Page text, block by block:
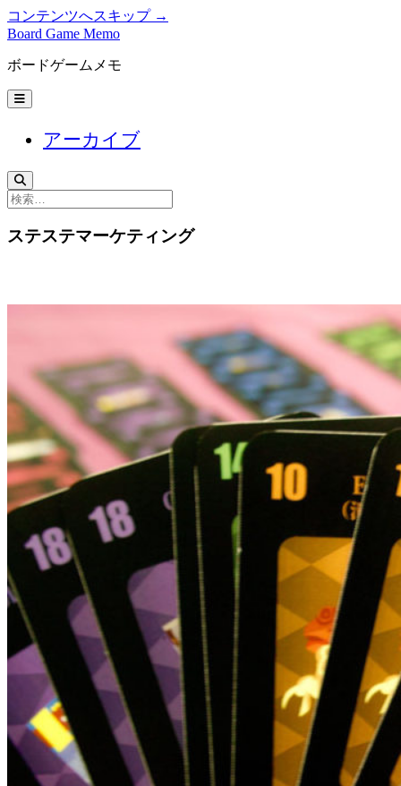
コンテンツへスキップ →
Board Game Memo
ボードゲームメモ
メ
開
く
アーカイブ
検
ステステマーケティング